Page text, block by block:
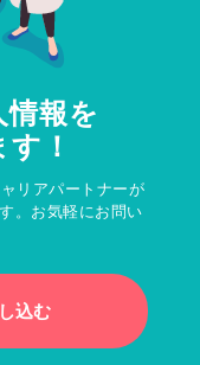
報を
！
リアパートナーが
。お気軽にお問い
込む